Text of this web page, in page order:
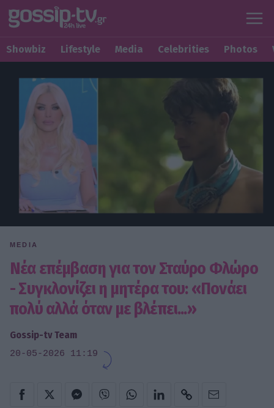
Showbiz Lifestyle Media Celebrities Photos
MEDIA
Νέα επέμβαση για τον Σταύρο Φλώρο
- Συγκλονίζει η μητέρα του: «Πονάει
πολύ αλλά όταν με βλέπει...»
Gossip-tv Team
20-05-2026 11:19